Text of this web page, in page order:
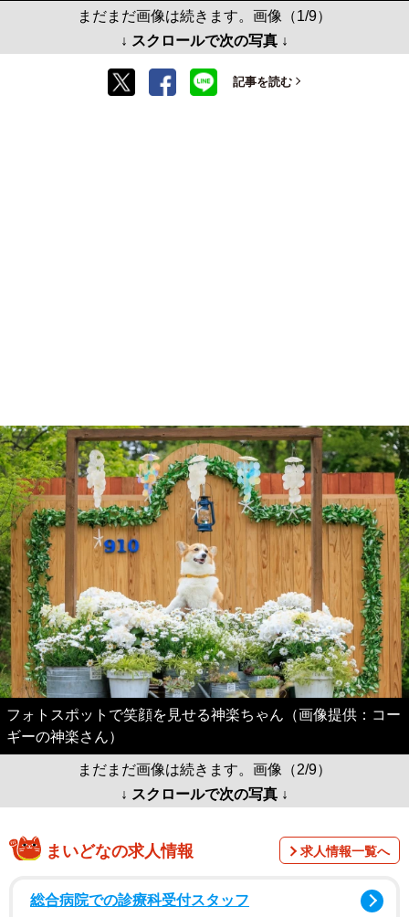
まだまだ画像は続きます。画像（1/9）
↓ スクロールで次の写真 ↓
記事を読む
フォトスポットで笑顔を見せる神楽ちゃん（画像提供：コー
ギーの神楽さん）
まだまだ画像は続きます。画像（2/9）
↓ スクロールで次の写真 ↓
まいどなの求人情報 求人情報一覧へ
総合病院での診療科受付スタッフ